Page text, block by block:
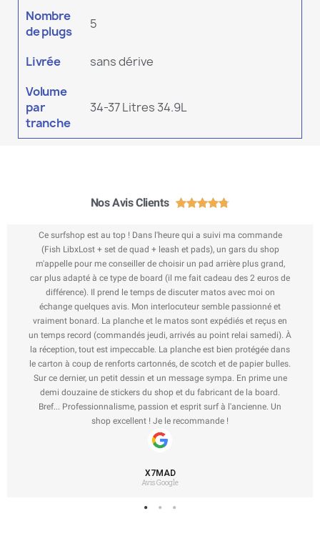
Nombre
de plugs
5
Livrée
sans dérive
Volume
par
tranche
34-37 Litres 34.9L
Nos Avis Clients 
Ce surfshop est au top ! Dans l'heure qui a suivi ma commande
(Fish LibxLost + set de quad + leash et pads), un gars du shop
m'appelle pour me conseiller de choisir un pad arrière plus grand,
car plus adapté à ce type de board (il me fait cadeau des 2 euros de
différence). Il prend le temps de discuter matos avec moi on
échange quelques avis. Mon interlocuteur semble passionné et
vraiment bonard. La planche et le matos sont expédiés et reçus en
un temps record (commandés jeudi, arrivés au point relai samedi). À
la réception, tout est impeccable. La planche est bien protégée dans
le carton à coup de renforts cartonnés, de scotch et de papier bulles.
Sur ce dernier, un petit dessin et un message sympa. En prime une
demi douzaine de stickers du shop et du fabricant de la board.
Bref... Professionnalisme, passion et esprit surf à l'ancienne. Un
shop excellent ! Je le recommande !
X7MAD
Avis Google